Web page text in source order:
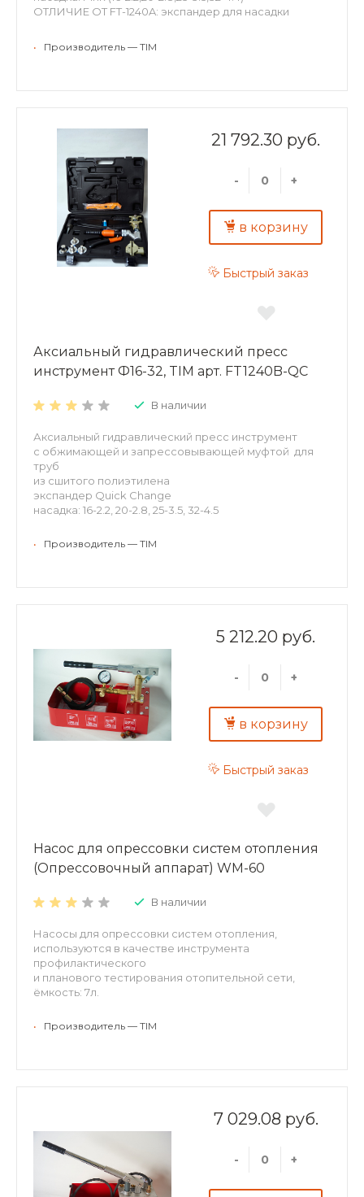
ОТЛИЧИЕ ОТ FT-1240A: экспандер для насадки
• Производитель — TIM
21 792.30 руб.
- +
в корзину
Быстрый заказ
Аксиальный гидравлический пресс
инструмент Ф16-32, TIM арт. FT1240B-QC
В наличии
Аксиальный гидравлический пресс инструмент
с обжимающей и запрессовывающей муфтой для
труб
из сшитого полиэтилена
экспандер Quick Change
насадка: 16-2.2, 20-2.8, 25-3.5, 32-4.5
• Производитель — TIM
5 212.20 руб.
- +
в корзину
Быстрый заказ
Насос для опрессовки систем отопления
(Опрессовочный аппарат) WM-60
В наличии
Насосы для опрессовки систем отопления,
используются в качестве инструмента
профилактического
и планового тестирования отопительной сети,
ёмкость: 7л.
• Производитель — TIM
7 029.08 руб.
- +